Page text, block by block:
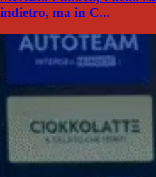
indietro, ma in C...